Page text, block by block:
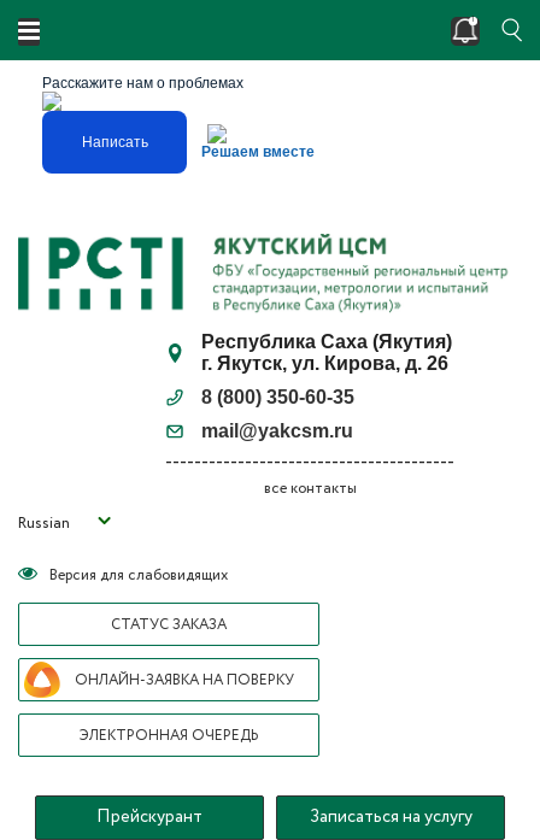
Двойные стандарты? Нарушено единство
Расскажите нам о проблемах
Написать
Решаем вместе
Республика Саха (Якутия)
г. Якутск, ул. Кирова, д. 26
8 (800) 350-60-35
mail@yakcsm.ru
все контакты
Russian
Версия для слабовидящих
СТАТУС ЗАКАЗА
ОНЛАЙН-ЗАЯВКА НА ПОВЕРКУ
ЭЛЕКТРОННАЯ ОЧЕРЕДЬ
Прейскурант Записаться на услугу